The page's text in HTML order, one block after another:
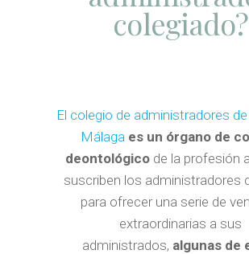
colegiado?
El colegio de administradores
Málaga es un órgano de
deontológico de la profesión
suscriben los administradores
para ofrecer una serie de
extraordinarias a sus
administrados, algunas de